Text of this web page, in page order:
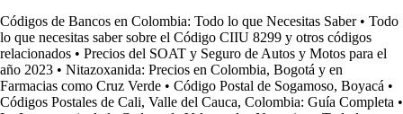
Códigos de Bancos en Colombia: Todo lo que Necesitas Saber• Todo
lo que necesitas saber sobre el Código CIIU 8299 y otros códigos
relacionados • Precios del SOAT y Seguro de Autos y Motos para el
año 2023 • Nitazoxanida: Precios en Colombia, Bogotá y en
Farmacias como Cruz Verde • Código Postal de Sogamoso, Boyacá •
Códigos Postales de Cali, Valle del Cauca, Colombia: Guía Completa •